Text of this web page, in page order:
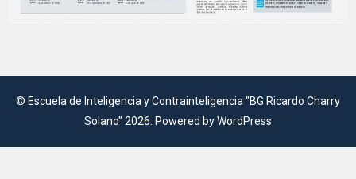
© Escuela de Inteligencia y Contrainteligencia "BG Ricardo Charry
Solano" 2026. Powered by WordPress